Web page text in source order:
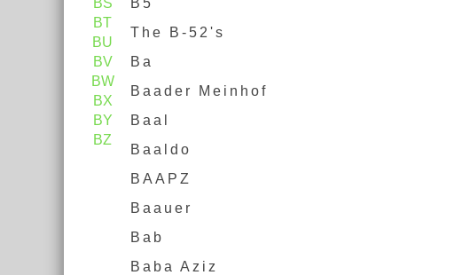
BS
BT
BU
BV
BW
BX
BY
BZ
B5
The B-52's
Ba
Baader Meinhof
Baal
Baaldo
BAAPZ
Baauer
Bab
Baba Aziz